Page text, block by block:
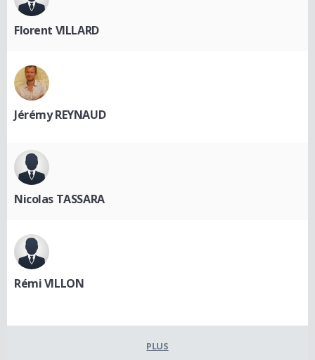
Florent VILLARD
Jérémy REYNAUD
Nicolas TASSARA
Rémi VILLON
PLUS